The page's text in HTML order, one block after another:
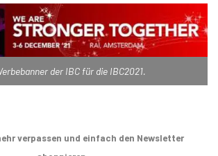
der IBC für die IBC2021.
verpassen und einfach den Newsletter